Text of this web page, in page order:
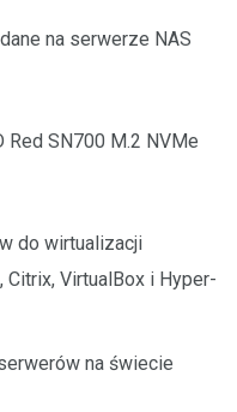
na serwerze NAS
Red SN700 M.2 NVMe
do wirtualizacji
VirtualBox i Hyper-
na świecie